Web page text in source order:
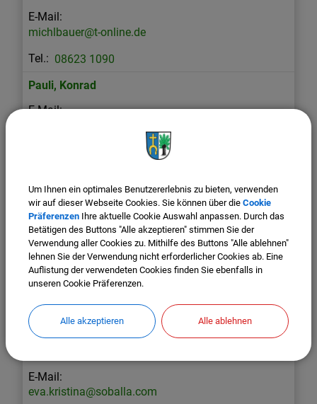
michlbauer@t-online.de
08623 1090
Pauli, Konrad
xaverrottenaicher@hotmail.com
0171 5622328
Schwarz,Florian
08623 242
eva.kristina@soballa.com
Um Ihnen ein optimales Benutzererlebnis zu bieten, verwenden
wir auf dieser Webseite Cookies. Sie können über die Cookie
Präferenzen Ihre aktuelle Cookie Auswahl anpassen. Durch das
Betätigen des Buttons "Alle akzeptieren" stimmen Sie der
Verwendung aller Cookies zu. Mithilfe des Buttons "Alle ablehnen"
lehnen Sie der Verwendung nicht erforderlicher Cookies ab. Eine
Auflistung der verwendeten Cookies finden Sie ebenfalls in
unseren Cookie Präferenzen.
Alle akzeptieren Alle ablehnen